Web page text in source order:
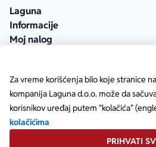
Za vreme korišćenja bilo koje stranice
kompanija Laguna d.o.o. može da
korisnikov uređaj putem "kolačića"
kolačićima
PRIHVATI
Laguna
Informacije
Moj nalog